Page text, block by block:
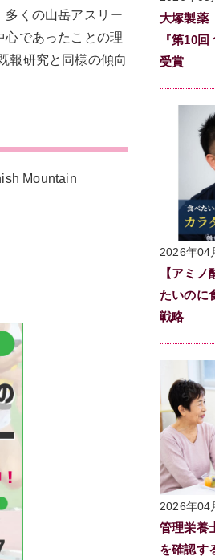
多くの山岳アスリー
心であったことの理
報研究と同様の傾向
Mountain
大塚製薬
『第10
受賞
2026年04
【アミ
たいのに
戦略
2026年04
管理栄養
を確認す